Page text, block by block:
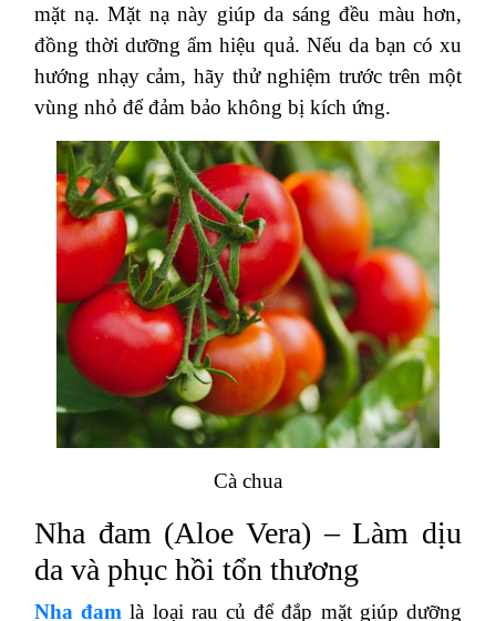
mặt nạ. Mặt nạ này giúp da sáng đều màu hơn,
đồng thời dưỡng ẩm hiệu quả. Nếu da bạn có xu
hướng nhạy cảm, hãy thử nghiệm trước trên một
vùng nhỏ để đảm bảo không bị kích ứng.
Cà chua
Nha đam (Aloe Vera) – Làm dịu
da và phục hồi tổn thương
Nha đam là loại rau củ để đắp mặt giúp dưỡng